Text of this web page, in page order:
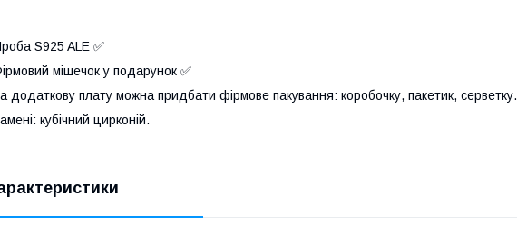
S925 ALE ✅
мішечок у подарунок ✅
додаткову плату можна придбати фірмове пакування: коробочку, пакетик, серветку.
кубічний цирконій.